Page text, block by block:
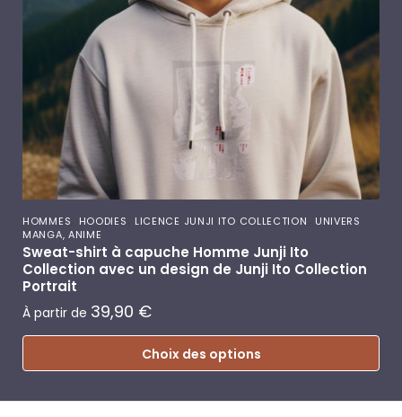
HOMMES, HOODIES, LICENCE JUNJI ITO COLLECTION, UNIVERS
MANGA, ANIME
Sweat-shirt à capuche Homme Junji Ito
Collection avec un design de Junji Ito Collection
Portrait
À partir de 39,90 €
Choix des options